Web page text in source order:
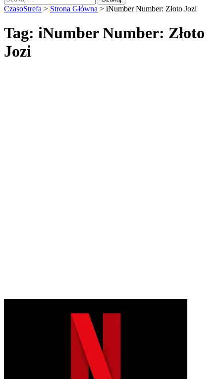
CzasoStrefa > Strona Główna > iNumber Number: Złoto Jozi
Tag: iNumber Number: Złoto
Jozi